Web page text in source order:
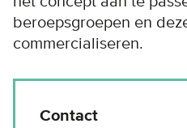
beroepsgroepen en
commercialiseren.
Contact